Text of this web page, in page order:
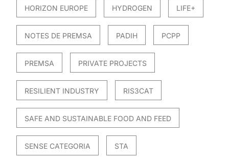
HORIZON EUROPE HYDROGEN LIFE+
NOTES DE PREMSA PADIH PCPP
PREMSA PRIVATE PROJECTS
RESILIENT INDUSTRY RIS3CAT
SAFE AND SUSTAINABLE FOOD AND FEED
SENSE CATEGORIA STA